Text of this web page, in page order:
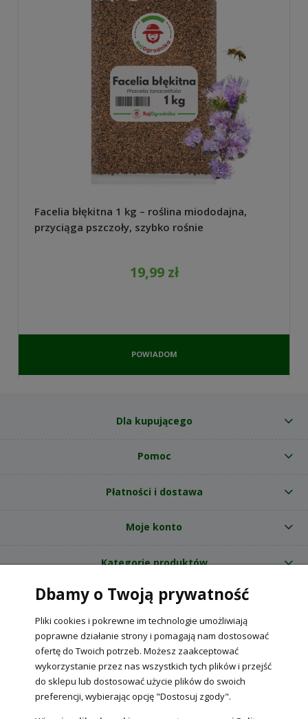
Facelia błękitna 1 kg – roślina miododajna,
przyciąga pszczoły, szybko rośnie
19,99 zł
POWIADOM
DOSTĘPNOŚCI
Dla kupującego
Pomoc
Płatności i dostawa
Moje konto
Kategorie produktów
O nas
Internetowy sklep ogrodniczy z nasionami RajOgrodnika.pl
NIP: 6090037061, REGON: 260240470 | Czarnca, ul. Tęczowa 31, 29-100
Włoszczowa
POKAŻ PEŁNĄ WERSJĘ STRONY
Dbamy o Twoją prywatność
Pliki cookies i pokrewne im technologie umożliwiają
poprawne działanie strony i pomagają nam dostosować
ofertę do Twoich potrzeb. Możesz zaakceptować
wykorzystanie przez nas wszystkich tych plików i przejść
do sklepu lub dostosować użycie plików do swoich
preferencji, wybierając opcję "Dostosuj zgody".